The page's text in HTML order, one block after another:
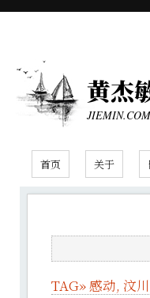
黄杰
首页 关于
TAG»感动, 汶